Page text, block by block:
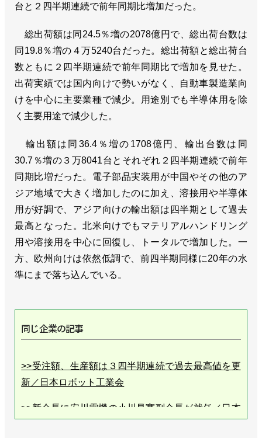
台と２四半期連続で前年同期比増加だった。
総出荷額は同24.5％増の2078億円で、総出荷台数は
同19.8％増の４万5240台だった。総出荷額と総出荷台
数ともに２四半期連続で前年同期比で増加を見せた。
出荷実績では国内向けで勢いがなく、自動車製造業向
けを中心に主要業種で減少。用途別でも半導体用を除
く主要用途で減少した。
輸出額は同36.4％増の1708億円、輸出台数は同
30.7％増の３万8041台とそれぞれ２四半期連続で前年
同期比増だった。電子部品実装用が中国やその他のア
ジア地域で大きく増加したのに加え、溶接用や半導体
用が好調で、アジア向けの輸出額は四半期として過去
最高となった。北米向けでもマテリアルハンドリング
用や溶接用を中心に回復し、トータルで増加した。一
方、欧州向けは依然低調で、前四半期同様に20年の水
準にまで落ち込んでいる。
同じ企業の記事
>>受注額、生産額は３四半期連続で過去最高値を更
新／日本ロボット工業会
>>新会長に安川電機の小川昌寛副会長が就任／日本